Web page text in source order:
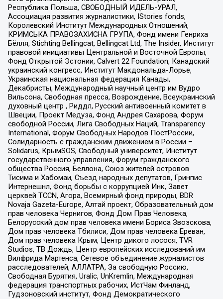
Республика Польша, СВОБОДНЫЙ ИДЕЛЬ-УРАЛ,
Ассоциация развития журналистики, IStories fonds,
Королевский Институт Международных Отношений,
КРИМСЬКА ПРАВОЗАХИСНА ГРУПА, Фонд имени Генриха
Бёлля, Stichting Bellingcat, Bellingcat Ltd, The Insider, Институт
правовой инициативы Центральной и Восточной Европы,
Фонд Открытой Эстонии, Calvert 22 Foundation, Канадский
украинский конгресс, Институт Макдональда-Лорье,
Украинская национальная федерация Канады,
Декабристы, Международный научный центр им Вудро
Вильсона, Свободная пресса, Возрождение, Всеукраинский
духовный центр , Риддл, Русский антивоенный комитет в
Швеции, Проект Медуза, Фонд Андрея Сахарова, Форум
свободной России, Лига Свободных Наций, Transparеncy
International, Форум Свободных Народов ПостРоссии,
Солидарность с гражданским движением в России –
Solidarus, КрымSOS, Свободный университет, Институт
государственного управления, Форум гражданского
общества Россия, Беллона, Союз жителей островов
Тисима и Хабомаи, Съезд народных депутатов, Гринпис
Интернешнл, Фонд борьбы с коррупцией Инк, Завет
церквей TCCN, Агора, Всемирный фонд природы, BDR
Novaja Gazeta-Europe, Алтай проект, Образовательный дом
прав человека Чернигов, Фонд Дом Прав Человека,
Белорусский дом прав человека имени Бориса Звозскова,
Дом прав человека Тбилиси, Дом прав человека Ереван,
Дом прав человека Крым, Центр дикого лосося, TVR
Studios, ТВ Дождь, Центр европейских исследований им
Вилфрида Мартенса, Сетевое объединение журналистов
расследователей, АЛЛАТРА, За свободную Россию,
Свободная Бурятия, Uralic, UnKremlin, Международная
федерация транспортных рабочих, ИстЧам Финланд,
Гудзоновский институт, Фонд Демократического